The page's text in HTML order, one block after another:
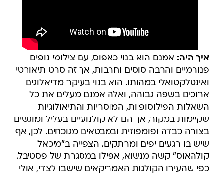
איך היה: אמנם הוא בנוי כאפוס, עם צילומי נופים
פנורמיים והרבה סוסים וחרבות, אך זה סרט תיאורטי
ואינטלקטואלי במהותו. הוא בנוי בעיקר מדיאלוגים
ארוכים בשפה גבוהה, ואלה אמנם מעלים את כל
השאלות הפילוסופיות, המוסריות והתיאולוגיות
שקיימות במקור, אך הם לא קולנועיים בעליל ומוגשים
בצורה כבדה ופומפוזית ובמבטאים מגוכחים. לכן, אף
שיש בו רגעים יפים ומרתקים, הצפייה ב"מיכאל
קולהאוס" קשה מנשוא, אפילו במסגרת של פסטיבל.
כפי שהעירו הקולגות האמריקאים שישבו לצדי, אולי